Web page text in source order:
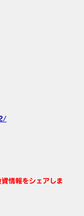
情報をシェアしま